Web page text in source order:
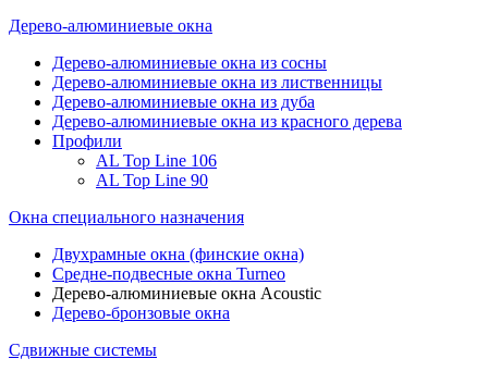
Дерево-алюминиевые окна
Дерево-алюминиевые окна из сосны
Дерево-алюминиевые окна из лиственницы
Дерево-алюминиевые окна из дуба
Дерево-алюминиевые окна из красного дерева
Профили
AL Top Line 106
AL Top Line 90
Окна специального назначения
Двухрамные окна (финские окна)
Средне-подвесные окна Turneo
Дерево-алюминиевые окна Acoustic
Дерево-бронзовые окна
Сдвижные системы